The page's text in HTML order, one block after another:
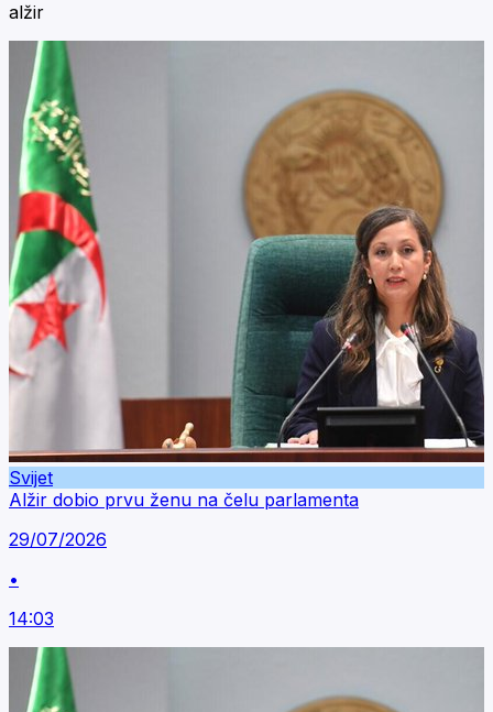
alžir
Svijet
Alžir dobio prvu ženu na čelu parlamenta
29/07/2026
•
14:03